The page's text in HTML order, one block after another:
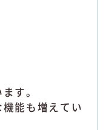
す。
能も増えてい